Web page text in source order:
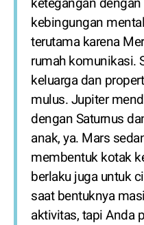
kebingungan
terutama karena
rumah komunikasi.
keluarga dan
mulus. Jupiter
dengan Saturnus
anak, ya. Mars
membentuk kotak
berlaku juga untuk
saat bentuknya
aktivitas, tapi Anda